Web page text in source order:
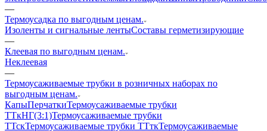
—
Термоусадка по выгодным ценам.
Изоленты и сигнальные лентыСоставы герметизирующие
—
Клеевая по выгодным ценам.
Неклеевая
—
Термоусаживаемые трубки в розничных наборах по
выгодным ценам.
КапыПерчаткиТермоусаживаемые трубки
ТТкНГ(3:1)Термоусаживаемые трубки
ТТскТермоусаживаемые трубки ТТткТермоусаживаемые